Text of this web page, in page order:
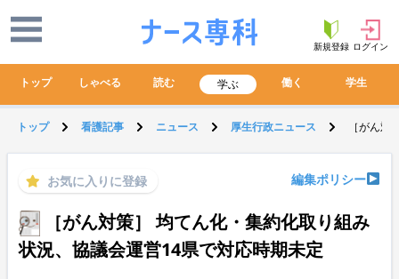
新規登録 ログイン
トップ しゃべる 読む 学ぶ 働く 学生
トップ 看護記事 ニュース 厚生行政ニュース ［がん
お気に入りに登録 編集ポリシー
［がん対策］ 均てん化・集約化取り組み
状況、協議会運営14県で対応時期未定